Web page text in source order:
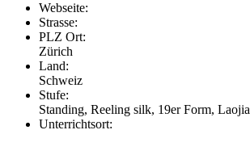
Webseite:
Strasse:
PLZ Ort:
Zürich
Land:
Schweiz
Stufe:
Standing, Reeling silk, 19er Form, Laojia
Unterrichtsort: